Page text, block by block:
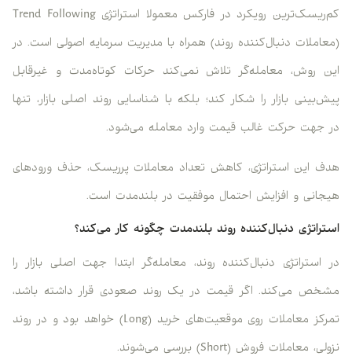
کم‌ریسک‌ترین رویکرد در فارکس معمولا استراتژی Trend Following
(معاملات دنبال‌کننده روند) همراه با مدیریت سرمایه اصولی است. در
این روش، معامله‌گر تلاش نمی‌کند حرکات کوتاه‌مدت و غیرقابل
پیش‌بینی بازار را شکار کند؛ بلکه با شناسایی روند اصلی بازار، تنها
در جهت حرکت غالب قیمت وارد معامله می‌شود.
هدف این استراتژی، کاهش تعداد معاملات پرریسک، حذف ورودهای
هیجانی و افزایش احتمال موفقیت در بلندمدت است.
استراتژی دنبال‌کننده روند بلندمدت چگونه کار می‌کند؟
در استراتژی دنبال‌کننده روند، معامله‌گر ابتدا جهت اصلی بازار را
مشخص می‌کند. اگر قیمت در یک روند صعودی قرار داشته باشد،
تمرکز معاملات روی موقعیت‌های خرید (Long) خواهد بود و در روند
نزولی، معاملات فروش (Short) بررسی می‌شوند.